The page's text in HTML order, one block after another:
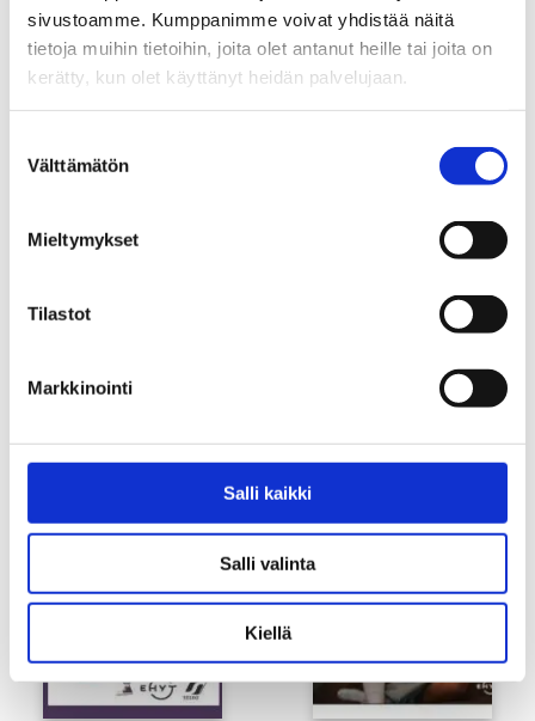
sivustoamme. Kumppanimme voivat yhdistää näitä
tietoja muihin tietoihin, joita olet antanut heille tai joita on
kerätty, kun olet käyttänyt heidän palvelujaan.
valinta
Välttämätön
Mieltymykset
Tilastot
Markkinointi
Salli kaikki
Salli valinta
Kiellä
0,00€
toiminta vuosina 2020-2025
julistesarja ja tarrat